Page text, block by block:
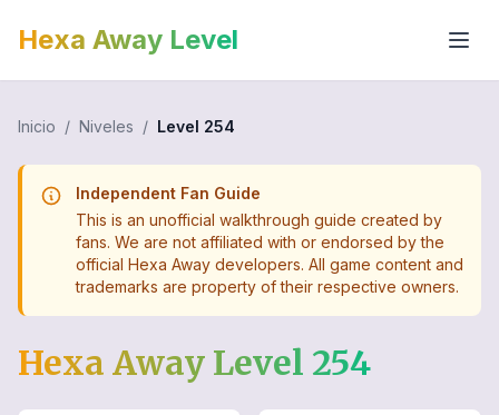
Hexa Away Level
Inicio / Niveles / Level 254
Independent Fan Guide
This is an unofficial walkthrough guide created by
fans. We are not affiliated with or endorsed by the
official Hexa Away developers. All game content and
trademarks are property of their respective owners.
Hexa Away Level 254